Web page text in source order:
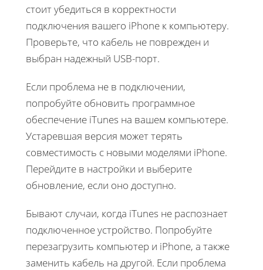
стоит убедиться в корректности
подключения вашего iPhone к компьютеру.
Проверьте, что кабель не поврежден и
выбран надежный USB-порт.
Если проблема не в подключении,
попробуйте обновить программное
обеспечение iTunes на вашем компьютере.
Устаревшая версия может терять
совместимость с новыми моделями iPhone.
Перейдите в настройки и выберите
обновление, если оно доступно.
Бывают случаи, когда iTunes не распознает
подключенное устройство. Попробуйте
перезагрузить компьютер и iPhone, а также
заменить кабель на другой. Если проблема